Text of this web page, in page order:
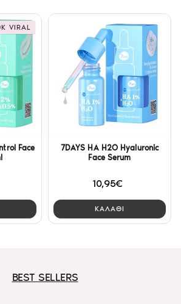
VIRAL
Face
7DAYS HA H2O Hyaluronic
Face Serum
10,95€
ΚΑΛΑΘΙ
BEST SELLERS